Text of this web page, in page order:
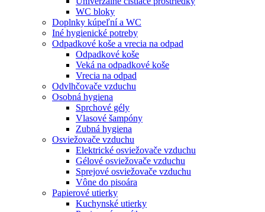
WC bloky
Doplnky kúpeľní a WC
Iné hygienické potreby
Odpadkové koše a vrecia na odpad
Odpadkové koše
Veká na odpadkové koše
Vrecia na odpad
Odvlhčovače vzduchu
Osobná hygiena
Sprchové gély
Vlasové šampóny
Zubná hygiena
Osviežovače vzduchu
Elektrické osviežovače vzduchu
Gélové osviežovače vzduchu
Sprejové osviežovače vzduchu
Vône do pisoára
Papierové utierky
Kuchynské utierky